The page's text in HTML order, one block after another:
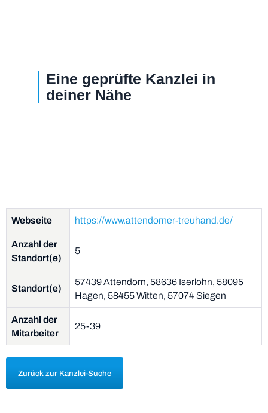
Eine geprüfte Kanzlei in
deiner Nähe
Webseite https://www.attendorner-treuhand.de/
Anzahl der
Standort(e)
5
Standort(e)
57439 Attendorn, 58636 Iserlohn, 58095
Hagen, 58455 Witten, 57074 Siegen
Anzahl der
Mitarbeiter
25-39
Zurück zur Kanzlei-Suche